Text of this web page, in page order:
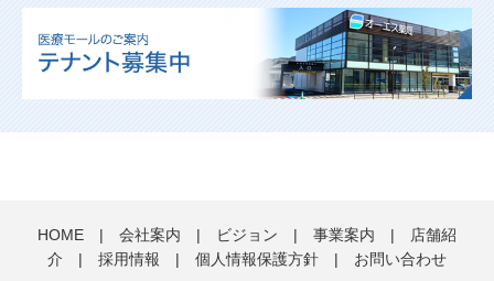
HOME | 会社案内 | ビジョン | 事業案内 | 店舗紹
介 | 採用情報 | 個人情報保護方針 | お問い合わせ